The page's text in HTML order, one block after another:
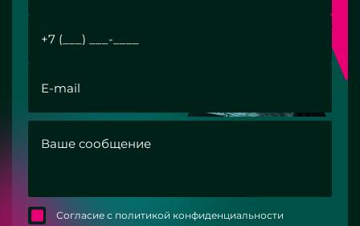
Согласие с политикой конфиденциальности